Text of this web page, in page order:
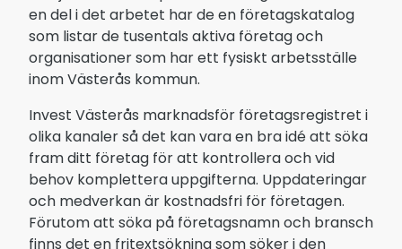
en del i det arbetet har de en företagskatalog
som listar de tusentals aktiva företag och
organisationer som har ett fysiskt arbetsställe
inom Västerås kommun.
Invest Västerås marknadsför företagsregistret i
olika kanaler så det kan vara en bra idé att söka
fram ditt företag för att kontrollera och vid
behov komplettera uppgifterna. Uppdateringar
och medverkan är kostnadsfri för företagen.
Förutom att söka på företagsnamn och bransch
finns det en fritextsökning som söker i den